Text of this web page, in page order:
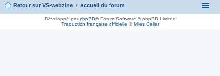
Retour sur VS-webzine Accueil du forum
Développé parphpBB® Forum Software © phpBB Limited
Traduction française officielle ©Miles Cellar